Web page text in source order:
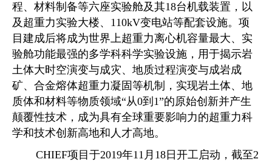
程、材料制备等六座实验舱及其18台机载装置，以
及超重力实验大楼、 110kV变电站等配套设施。项
目建成后将成为世界上超重力离心机容量最大、实
验舱功能最强的多学科科学实验设施，用于揭示岩
土体大时空演变与成灾、地质过程演变与成岩成
矿、合金熔体超重力凝固等机制，实现岩土体、地
质体和材料等物质领域“从0到 1”的原始创新并产生
颠覆性技术，成为具有全球重要影响力的超重力科
学和技术创新高地和人才高地。
CHIEF项目于2019年11 月 18 日开工启动，截至2